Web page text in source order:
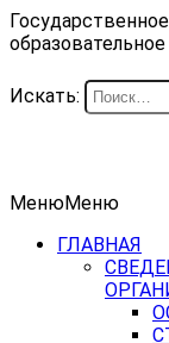
Искать:
МенюМеню
ГЛАВНАЯ